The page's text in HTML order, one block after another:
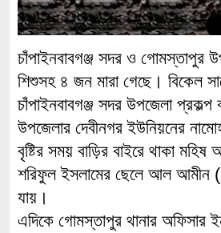
চাঁপাইনবাবগঞ্জ সদর ও গোমস্তাপুর
শিশুসহ ৪ জন মারা গেছে। বিকেল
চাঁপাইনবাবগঞ্জ সদর উপজেলা
উপজেলার দেবীনগর ইউনিয়নের
বৃষ্টির সময় বাড়ির বাইরে থাকা
শরিফুল ইসলামের ছেলে আল আমীন
যায়।
এদিকে গোমস্তাপুর থানার অফিসার